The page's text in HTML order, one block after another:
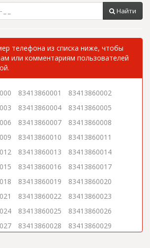
Найти
телефона из списка ниже, чтобы
или комментариям пользователей
83413860001
83413860002
83413860004
83413860005
83413860007
83413860008
83413860010
83413860011
83413860013
83413860014
83413860016
83413860017
83413860019
83413860020
83413860022
83413860023
83413860025
83413860026
83413860028
83413860029